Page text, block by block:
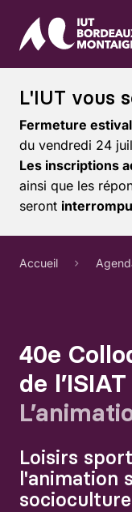
L'IUT vous
Fermeture
du vendredi 24
Les inscriptions
ainsi que les
seront
Accueil
40e
de l’ISIAT
Loisirs
l'animation